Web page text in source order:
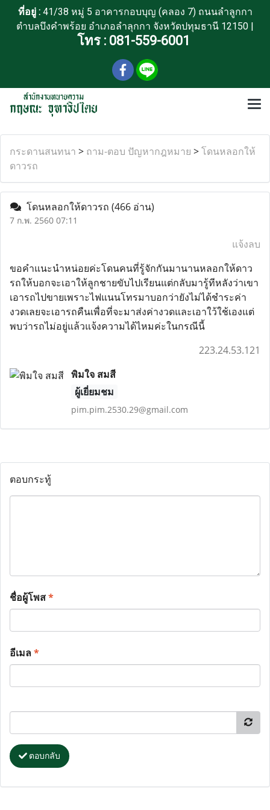
ที่อยู่ :41/38 หมู่ 5 อาคารกอบบุญ (คลอง 7) ถนนลำลูกกา
ตำบลบึงคำพร้อย อำเภอลำลุกกา จังหวัดปทุมธานี 12150 |
โทร : 081-559-6001
กระดานสนทนา > ถาม-ตอบ ปัญหากฎหมาย >โดนหลอกให้
ดาวรถ
โดนหลอกให้ดาวรถ (466 อ่าน)
7 ก.พ. 2560 07:11
แจ้งลบ
ขอคำแนะนำหน่อยค่ะโดนคนที่รู้จักกันมานานหลอกให้ดาว
รถให้บอกจะเอาให้ลูกชายขับไปเรียนแต่กลับมารู้ทีหลังว่าเขา
เอารถไปขายเพราะไฟแนนโทรมาบอกว่ายังไม่ได้ชำระค่า
งวดเลยจะเอารถคืนเพื่อที่จะมาส่งค่างวดและเอาใว้ใช้เองแต่
พบว่ารถไม่อยู่แล้วแจ้งความได้ไหมค่ะในกรณีนี้
223.24.53.121
พิมใจ สมสี
ผู้เยี่ยมชม
pim.pim.2530.29@gmail.com
ตอบกระทู้
ชื่อผู้โพส*
อีเมล*
ตอบกลับ